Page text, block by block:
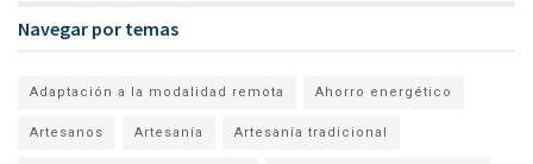
Navegar por temas
Adaptación a la modalidad remota Ahorro energético
Artesanos Artesanía Artesanía tradicional